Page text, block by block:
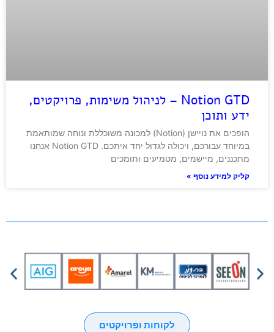
Notion GTD – לניהול משימות, פרויקטים,
ידע ותוכן
הופכים את נויישן (Notion) למכונה משוכללת ונוחה שמותאמת
במיוחד עבורכם, ויכולה לגדול יחד איתכם. Notion GTD אנחנו
מתכננים, מיישמים, מטמיעים ותומכים
קליק למידע נוסף »
לקוחות ופרויקטים